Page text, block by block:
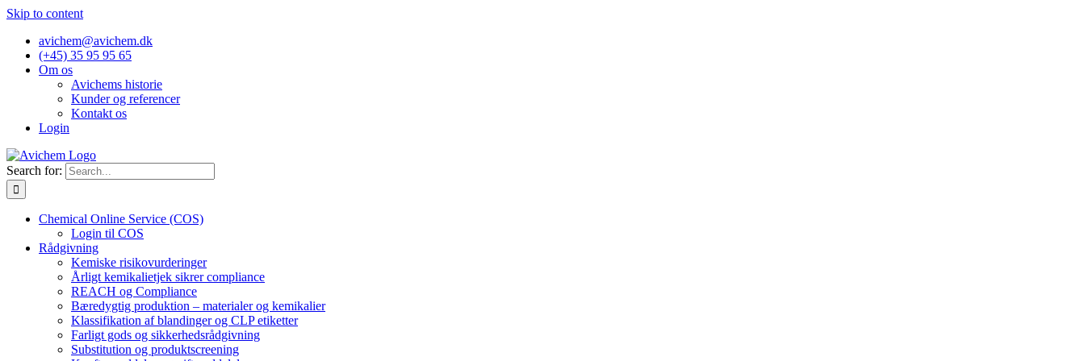
Skip to content
avichem@avichem.dk
(+45) 35 95 95 65
Om os
Avichems historie
Kunder og referencer
Kontakt os
Login
Search for:
Chemical Online Service (COS)
Login til COS
Rådgivning
Kemiske risikovurderinger
Årligt kemikalietjek sikrer compliance
REACH og Compliance
Bæredygtig produktion – materialer og kemikalier
Klassifikation af blandinger og CLP etiketter
Farligt gods og sikkerhedsrådgivning
Substitution og produktscreening